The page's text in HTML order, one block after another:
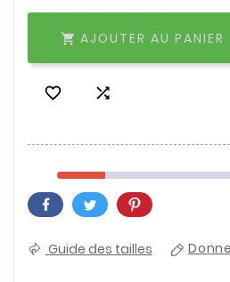
 AJOUTER AU PANIER
 
Guide des tailles